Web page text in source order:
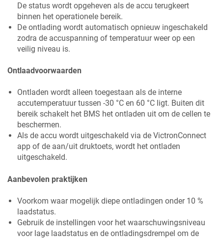
De status wordt opgeheven als de accu terugkeert
binnen het operationele bereik.
De ontlading wordt automatisch opnieuw ingeschakeld
zodra de accuspanning of temperatuur weer op een
veilig niveau is.
Ontlaadvoorwaarden
Ontladen wordt alleen toegestaan als de interne
accutemperatuur tussen -30 °C en 60 °C ligt. Buiten dit
bereik schakelt het BMS het ontladen uit om de cellen te
beschermen.
Als de accu wordt uitgeschakeld via de VictronConnect
app of de aan/uit druktoets, wordt het ontladen
uitgeschakeld.
Aanbevolen praktijken
Voorkom waar mogelijk diepe ontladingen onder 10 %
laadstatus.
Gebruik de instellingen voor het waarschuwingsniveau
voor lage laadstatus en de ontladingsdrempel om de